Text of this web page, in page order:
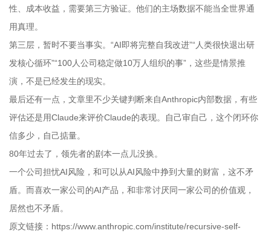
性、成本收益，需要第三方验证。他们的主场数据不能当全世界通
用真理。
第三层，暂时不要当事实。“AI即将完整自我改进”“人类很快退出研
发核心循环”“100人公司稳定做10万人组织的事”，这些是情景推
演，不是已经发生的现实。
最后还有一点，文章里不少关键判断来自Anthropic内部数据，有些
评估还是用Claude来评价Claude的表现。自己审自己，这个闭环你
信多少，自己掂量。
80年过去了，领先者的剧本一点儿没换。
一个公司担忧AI风险，和可以从AI风险中挣到大量的财富，这不矛
盾。而喜欢一家公司的AI产品，和非常讨厌同一家公司的价值观，
居然也不矛盾。
原文链接：https://www.anthropic.com/institute/recursive-self-